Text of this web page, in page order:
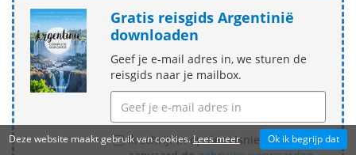
Gratis reisgids Argentinië
downloaden
Geef je e-mail adres in, we sturen de
reisgids naar je mailbox.
Ik schrijf in op de reisnieuwsbrief en
Deze website maakt gebruik van cookies.Lees meer Ok ik begrijp dat